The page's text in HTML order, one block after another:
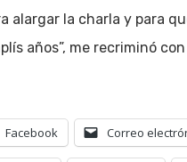
alargar la charla y para
años”, me recriminó
Facebook Correo